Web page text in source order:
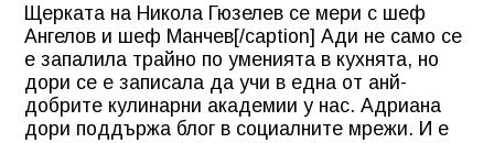
Щерката на Никола Гюзелев се мери с шеф
Ангелов и шеф Манчев[/caption] Ади не само се
е запалила трайно по уменията в кухнята, но
дори се е записала да учи в една от анй-
добрите кулинарни академии у нас. Адриана
дори поддържа блог в социалните мрежи. И е